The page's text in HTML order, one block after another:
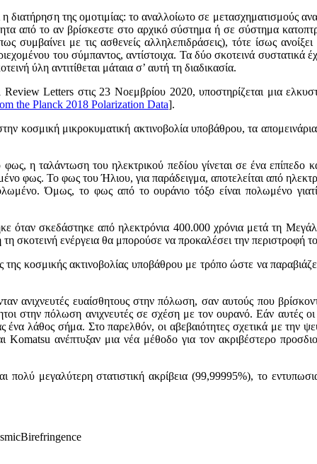
διατήρηση της ομοτιμίας: το αναλλοίωτο σε μετασχηματισμούς
από το αν βρίσκεστε στο αρχικό σύστημα ή σε σύστημα
συμβαίνει με τις ασθενείς αλληλεπιδράσεις), τότε ίσως
του σύμπαντος, αντίστοιχα. Τα δύο σκοτεινά συστατικά
ύλη αντιτίθεται μάταια σ’ αυτή τη διαδικασία.
Letters στις 23 Νοεμβρίου 2020, υποστηρίζεται μια
the Planck 2018 Polarization Data].
κοσμική μικροκυματική ακτινοβολία υποβάθρου, τα
η ταλάντωση του ηλεκτρικού πεδίου γίνεται σε ένα επίπεδο
φως. Το φως του Ήλιου, για παράδειγμα, αποτελείται από
Όμως, το φως από το ουράνιο τόξο είναι πολωμένο
όταν σκεδάστηκε από ηλεκτρόνια 400.000 χρόνια μετά τη
σκοτεινή ενέργεια θα μπορούσε να προκαλέσει την περιστροφή
κοσμικής ακτινοβολίας υποβάθρου με τρόπο ώστε να
ανιχνευτές ευαίσθητους στην πόλωση, σαν αυτούς που
στην πόλωση ανιχνευτές σε σχέση με τον ουρανό. Εάν αυτές
λάθος σήμα. Στο παρελθόν, οι αβεβαιότητες σχετικά με την
ανέπτυξαν μια νέα μέθοδο για τον ακριβέστερο
πολύ μεγαλύτερη στατιστική ακρίβεια (99,99995%), το